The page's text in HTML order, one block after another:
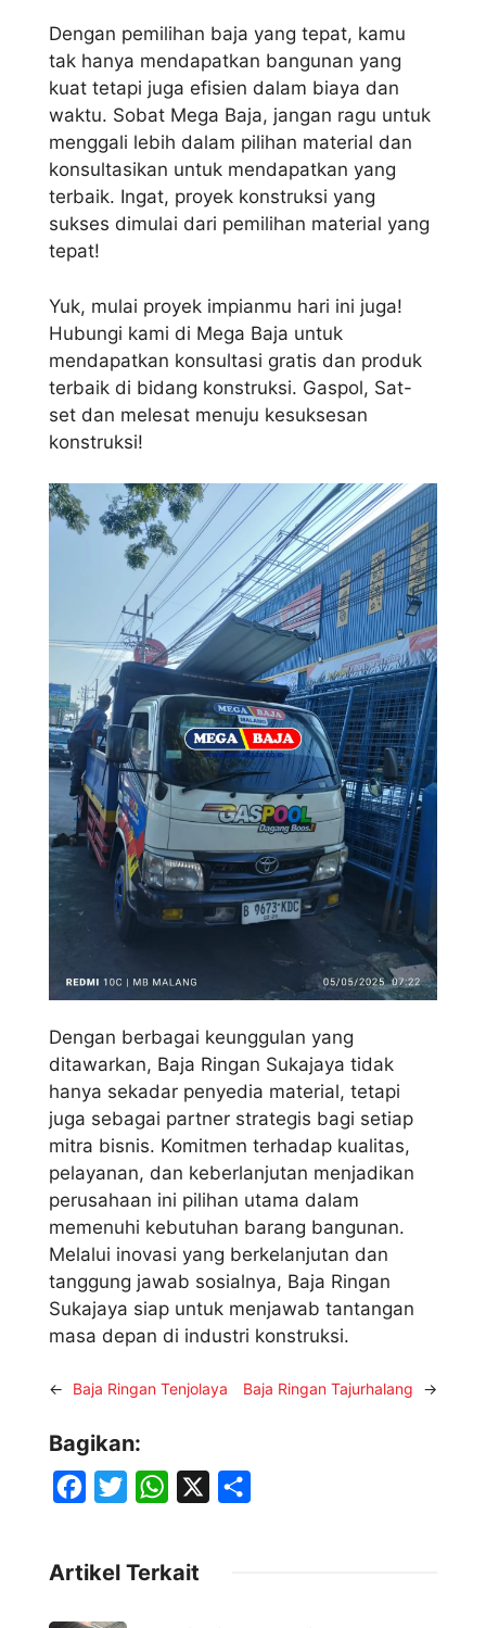
Dengan pemilihan baja yang tepat, kamu
tak hanya mendapatkan bangunan yang
kuat tetapi juga efisien dalam biaya dan
waktu. Sobat Mega Baja, jangan ragu untuk
menggali lebih dalam pilihan material dan
konsultasikan untuk mendapatkan yang
terbaik. Ingat, proyek konstruksi yang
sukses dimulai dari pemilihan material yang
tepat!
Yuk, mulai proyek impianmu hari ini juga!
Hubungi kami di Mega Baja untuk
mendapatkan konsultasi gratis dan produk
terbaik di bidang konstruksi. Gaspol, Sat-
set dan melesat menuju kesuksesan
konstruksi!
Dengan berbagai keunggulan yang
ditawarkan, Baja Ringan Sukajaya tidak
hanya sekadar penyedia material, tetapi
juga sebagai partner strategis bagi setiap
mitra bisnis. Komitmen terhadap kualitas,
pelayanan, dan keberlanjutan menjadikan
perusahaan ini pilihan utama dalam
memenuhi kebutuhan barang bangunan.
Melalui inovasi yang berkelanjutan dan
tanggung jawab sosialnya, Baja Ringan
Sukajaya siap untuk menjawab tantangan
masa depan di industri konstruksi.
← Baja Ringan Tenjolaya Baja Ringan Tajurhalang →
Bagikan:
e
b
t
t
Artikel Terkait